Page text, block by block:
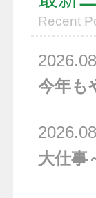
Recent
今年も
大仕事